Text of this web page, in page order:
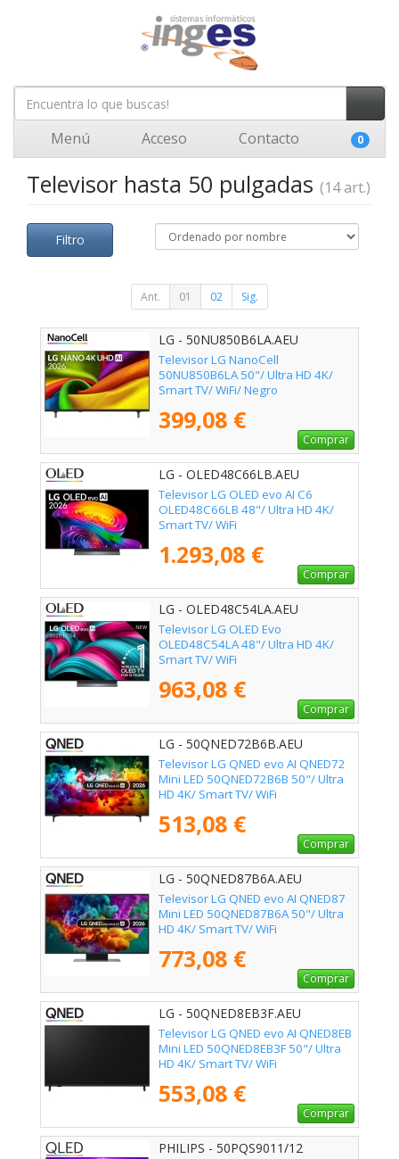
Menú Acceso Contacto 0
Televisor hasta 50 pulgadas (14 art.)
Filtro
Ant. 01 02 Sig.
LG - 50NU850B6LA.AEU
Televisor LG NanoCell
50NU850B6LA 50"/ Ultra HD 4K/
Smart TV/ WiFi/ Negro
399,08 €
Comprar
LG - OLED48C66LB.AEU
Televisor LG OLED evo AI C6
OLED48C66LB 48"/ Ultra HD 4K/
Smart TV/ WiFi
1.293,08 €
Comprar
LG - OLED48C54LA.AEU
Televisor LG OLED Evo
OLED48C54LA 48"/ Ultra HD 4K/
Smart TV/ WiFi
963,08 €
Comprar
LG - 50QNED72B6B.AEU
Televisor LG QNED evo AI QNED72
Mini LED 50QNED72B6B 50"/ Ultra
HD 4K/ Smart TV/ WiFi
513,08 €
Comprar
LG - 50QNED87B6A.AEU
Televisor LG QNED evo AI QNED87
Mini LED 50QNED87B6A 50"/ Ultra
HD 4K/ Smart TV/ WiFi
773,08 €
Comprar
LG - 50QNED8EB3F.AEU
Televisor LG QNED evo AI QNED8EB
Mini LED 50QNED8EB3F 50"/ Ultra
HD 4K/ Smart TV/ WiFi
553,08 €
Comprar
PHILIPS - 50PQS9011/12